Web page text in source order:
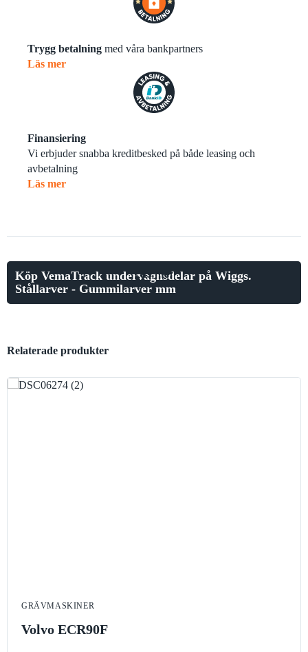
Trygg betalning med våra bankpartners
Läs mer
Finansiering
Vi erbjuder snabba kreditbesked på både leasing och
avbetalning
Läs mer
Läs mer
Köp VemaTrack undervagnsdelar på Wiggs.
Stållarver - Gummilarver mm
Relaterade produkter
GRÄVMASKINER
Volvo ECR90F